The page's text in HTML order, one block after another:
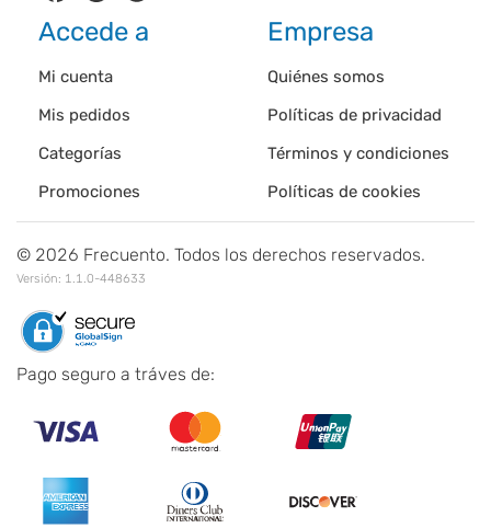
Accede a
Mi cuenta
Mis pedidos
Categorías
Promociones
Empresa
Quiénes somos
Políticas de privacidad
Términos y condiciones
Políticas de cookies
© 2026 Frecuento. Todos los derechos reservados.
Versión: 1.1.0-448633
Pago seguro a tráves de: